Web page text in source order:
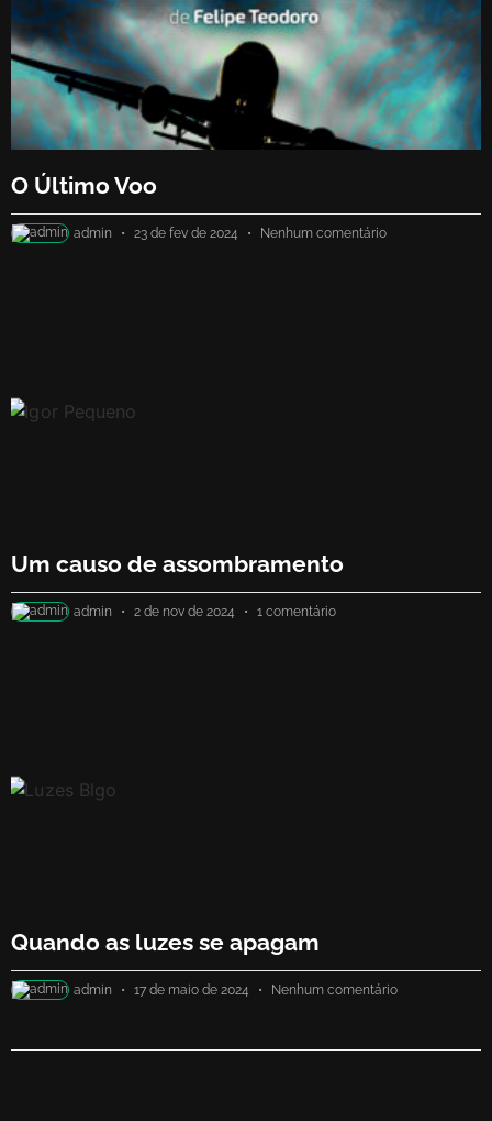
O Último Voo
admin 23 de fev de 2024 Nenhum comentário
Um causo de assombramento
admin 2 de nov de 2024 1 comentário
Quando as luzes se apagam
admin 17 de maio de 2024 Nenhum comentário